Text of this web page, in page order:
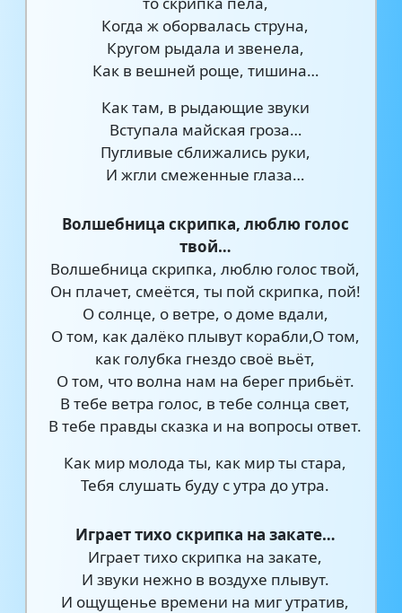
Когда ж оборвалась струна,
Кругом рыдала и звенела,
Как в вешней роще, тишина…
Как там, в рыдающие звуки
Вступала майская гроза…
Пугливые сближались руки,
И жгли смеженные глаза…
Волшебница скрипка, люблю голос
твой…
Волшебница скрипка, люблю голос твой,
Он плачет, смеётся, ты пой скрипка, пой!
О солнце, о ветре, о доме вдали,
О том, как далёко плывут корабли,О том,
как голубка гнездо своё вьёт,
О том, что волна нам на берег прибьёт.
В тебе ветра голос, в тебе солнца свет,
В тебе правды сказка и на вопросы ответ.
Как мир молода ты, как мир ты стара,
Тебя слушать буду с утра до утра.
Играет тихо скрипка на закате…
Играет тихо скрипка на закате,
И звуки нежно в воздухе плывут.
И ощущенье времени на миг утратив,